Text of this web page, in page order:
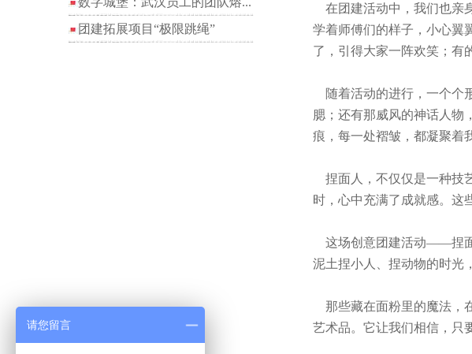
团建拓展项目“极限跳绳”
在团建活动中，我们也亲
学着师傅们的样子，小心翼
了，引得大家一阵欢笑；有
随着活动的进行，一个个
腮；还有那威风的神话人物
痕，每一处褶皱，都凝聚着
捏面人，不仅仅是一种技
时，心中充满了成就感。这
这场创意团建活动——捏面
泥土捏小人、捏动物的时光
那些藏在面粉里的魔法，
艺术品。它让我们相信，只
请您留言